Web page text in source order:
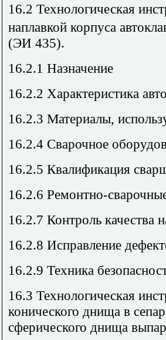
16.2 Технологическая
наплавкой корпуса
(ЭИ 435).
16.2.1 Назначение
16.2.2 Характеристика
16.2.3 Материалы,
16.2.4 Сварочное
16.2.5 Квалификация
16.2.6 Ремонтно-
16.2.7 Контроль качества
16.2.8 Исправление
16.2.9 Техника
16.3 Технологическая
конического днища в
сферического днища